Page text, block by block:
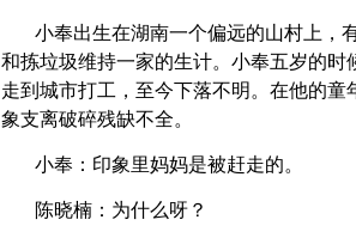
小奉出生在湖南一个偏远的山村上，
和拣垃圾维持一家的生计。小奉五岁的时
走到城市打工，至今下落不明。在他的童
象支离破碎残缺不全。
小奉：印象里妈妈是被赶走的。
陈晓楠 ：为什么呀？